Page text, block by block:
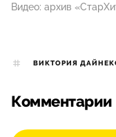
Видео: архив
ВИКТОРИЯ
Комментарии